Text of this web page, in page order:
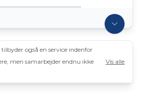
tilbyder også en service indenfor
men samarbejder endnu ikke
Vis alle